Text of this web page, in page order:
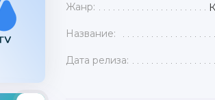
Жанр:
Название:
Дата релиза: